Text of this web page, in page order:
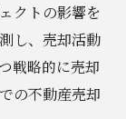
ングテク
ローチ
クトの影響を
し、売却活動
戦略的に売却
の不動産売却